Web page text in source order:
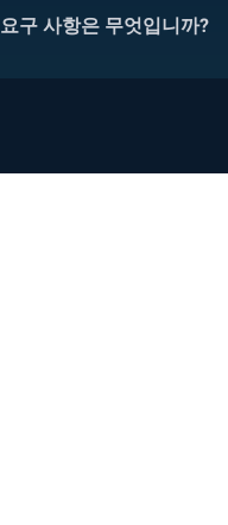
구 사항은 무엇입니까?